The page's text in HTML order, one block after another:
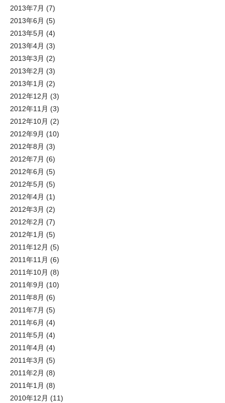
2013年7月 (7)
2013年6月 (5)
2013年5月 (4)
2013年4月 (3)
2013年3月 (2)
2013年2月 (3)
2013年1月 (2)
2012年12月 (3)
2012年11月 (3)
2012年10月 (2)
2012年9月 (10)
2012年8月 (3)
2012年7月 (6)
2012年6月 (5)
2012年5月 (5)
2012年4月 (1)
2012年3月 (2)
2012年2月 (7)
2012年1月 (5)
2011年12月 (5)
2011年11月 (6)
2011年10月 (8)
2011年9月 (10)
2011年8月 (6)
2011年7月 (5)
2011年6月 (4)
2011年5月 (4)
2011年4月 (4)
2011年3月 (5)
2011年2月 (8)
2011年1月 (8)
2010年12月 (11)